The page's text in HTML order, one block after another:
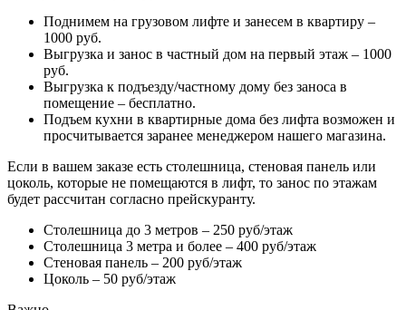
Поднимем на грузовом лифте и занесем в квартиру –
1000 руб.
Выгрузка и занос в частный дом на первый этаж – 1000
руб.
Выгрузка к подъезду/частному дому без заноса в
помещение – бесплатно.
Подъем кухни в квартирные дома без лифта возможен и
просчитывается заранее менеджером нашего магазина.
Если в вашем заказе есть столешница, стеновая панель или
цоколь, которые не помещаются в лифт, то занос по этажам
будет рассчитан согласно прейскуранту.
Столешница до 3 метров – 250 руб/этаж
Столешница 3 метра и более – 400 руб/этаж
Стеновая панель – 200 руб/этаж
Цоколь – 50 руб/этаж